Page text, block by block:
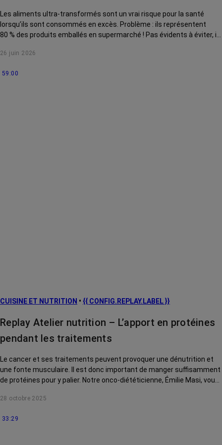
Les aliments ultra-transformés sont un vrai risque pour la santé
lorsqu’ils sont consommés en excès. Problème : ils représentent
80 % des produits emballés en supermarché ! Pas évidents à éviter, ils
reconnaître et s'en passer.
26 juin 2026
59:00
CUISINE ET NUTRITION • {{ CONFIG.REPLAY.LABEL }}
Replay Atelier nutrition – L’apport en protéines
pendant les traitements
Le cancer et ses traitements peuvent provoquer une dénutrition et
une fonte musculaire. Il est donc important de manger suffisamment
de protéines pour y palier. Notre onco-diététicienne, Émilie Masi, vous
28 octobre 2025
33:29